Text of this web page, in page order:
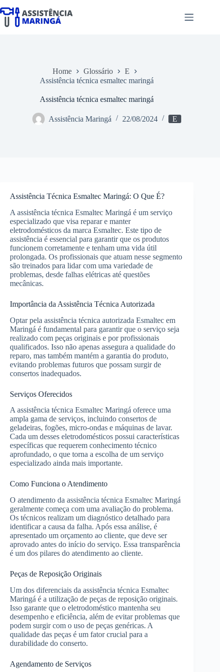
para
Home Glossário
E
Assistência técnica esmaltec maringá
Assistência técnica esmaltec maringá
Assistência Maringá 22/08/2024 E
Assistência Técnica Esmaltec Maringá: O Que É?
A assistência técnica Esmaltec Maringá é um serviço
especializado que visa reparar e manter
eletrodomésticos da marca Esmaltec. Este tipo de
assistência é essencial para garantir que os produtos
funcionem corretamente e tenham uma vida útil
prolongada. Os profissionais que atuam nesse segmento
são treinados para lidar com uma variedade de
problemas, desde falhas elétricas até questões
mecânicas.
Importância da Assistência Técnica Autorizada
Optar pela assistência técnica autorizada Esmaltec em
Maringá é fundamental para garantir que o serviço seja
realizado com peças originais e por profissionais
qualificados. Isso não apenas assegura a qualidade do
reparo, mas também mantém a garantia do produto,
evitando problemas futuros que possam surgir de
consertos inadequados.
Serviços Oferecidos
A assistência técnica Esmaltec Maringá oferece uma
ampla gama de serviços, incluindo consertos de
geladeiras, fogões, micro-ondas e máquinas de lavar.
Cada um desses eletrodomésticos possui características
específicas que requerem conhecimento técnico
aprofundado, o que torna a escolha de um serviço
especializado ainda mais importante.
Como Funciona o Atendimento
O atendimento da assistência técnica Esmaltec Maringá
geralmente começa com uma avaliação do problema.
Os técnicos realizam um diagnóstico detalhado para
identificar a causa da falha. Após essa análise, é
apresentado um orçamento ao cliente, que deve ser
aprovado antes do início do serviço. Essa transparência
é um dos pilares do atendimento ao cliente.
Peças de Reposição Originais
Um dos diferenciais da assistência técnica Esmaltec
Maringá é a utilização de peças de reposição originais.
Isso garante que o eletrodoméstico mantenha seu
desempenho e eficiência, além de evitar problemas que
podem surgir com o uso de peças genéricas. A
qualidade das peças é um fator crucial para a
durabilidade do conserto.
Agendamento de Serviços